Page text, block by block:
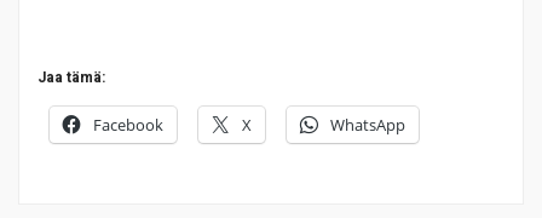
Jaa tämä:
Facebook X WhatsApp